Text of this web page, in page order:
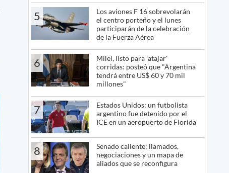
5
Los aviones F 16 sobrevolarán
el centro porteño y el lunes
participarán de la celebración
de la Fuerza Aérea
6
Milei, listo para 'atajar'
corridas: posteó que "Argentina
tendrá entre US$ 60 y 70 mil
millones"
7
Estados Unidos: un futbolista
argentino fue detenido por el
ICE en un aeropuerto de Florida
8
Senado caliente: llamados,
negociaciones y un mapa de
aliados que se reconfigura